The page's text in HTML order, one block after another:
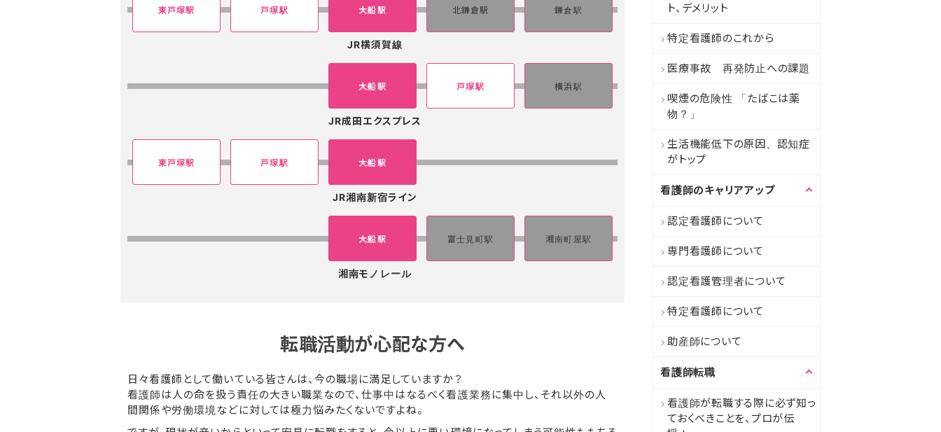
東戸塚駅 戸塚駅 大船駅 北鎌倉駅 鎌倉駅
JR横須賀線
大船駅 戸塚駅 横浜駅
JR成田エクスプレス
東戸塚駅 戸塚駅 大船駅
JR湘南新宿ライン
大船駅 富士見町駅 湘南町屋駅
湘南モノレール
転職活動が心配な方へ
日々看護師として働いている皆さんは、今の職場に満足していますか？
看護師は人の命を扱う責任の大きい職業なので、仕事中はなるべく看護業務に集中し、それ以外の人
間関係や労働環境などに対しては極力悩みたくないですよね。
ト、デメリット
特定看護師のこれから
医療事故 再発防止への課題
喫煙の危険性 「たばこは薬
物？」
生活機能低下の原因、認知症
がトップ
看護師のキャリアアップ
認定看護師について
専門看護師について
認定看護管理者について
特定看護師について
助産師について
看護師転職
看護師が転職する際に必ず知っ
ておくべきことを、プロが伝